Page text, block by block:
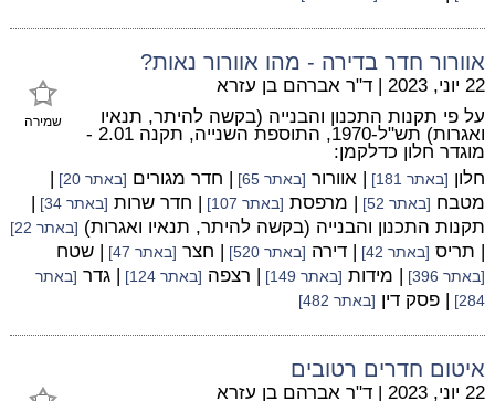
אוורור חדר בדירה - מהו אוורור נאות?
שמירה
22 יוני, 2023 | ד"ר אברהם בן עזרא
על פי תקנות התכנון והבנייה (בקשה להיתר, תנאיו
ואגרות) תש"ל-1970, התוספת השנייה, תקנה 2.01 -
מוגדר חלון כדלקמן:
חלון [באתר 181] | אוורור [באתר 65] | חדר מגורים [באתר 20]
|
מטבח [באתר 52] | מרפסת [באתר 107] | חדר שרות [באתר 34]
|
תקנות התכנון והבנייה (בקשה להיתר, תנאיו ואגרות) [באתר 22]
| תריס [באתר 42] | דירה [באתר 520] | חצר [באתר 47] | שטח
[באתר 396] | מידות [באתר 149] | רצפה [באתר 124] | גדר [באתר
284]
| פסק דין [באתר 482]
איטום חדרים רטובים
22 יוני, 2023 | ד"ר אברהם בן עזרא